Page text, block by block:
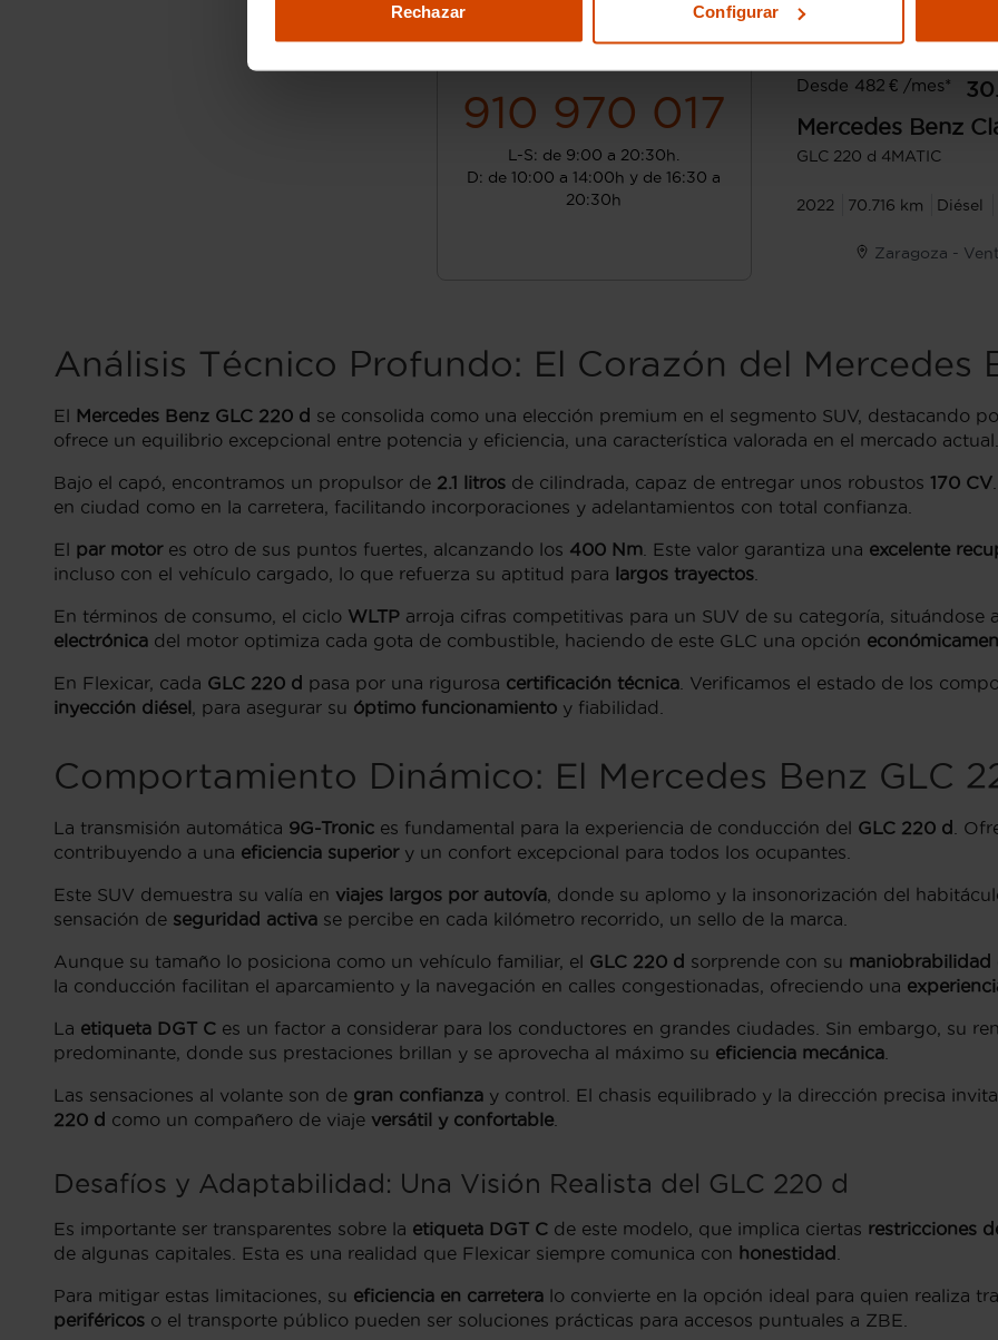
Rechazar Configurar
¿Hablamos?
910 970 017
L-S: de 9:00 a 20:30h.
D: de 10:00 a 14:00h y de 16:30 a
20:30h
Desde 482 € /mes*
Mercedes Benz
GLC 220 d 4MATIC
2022 70.716 km Diésel
Zaragoza -
Análisis Técnico Profundo: El Corazón del Mercedes
El Mercedes Benz GLC 220 d se consolida como una elección premium en el segmento SUV, destacando
ofrece un equilibrio excepcional entre potencia y eficiencia, una característica valorada en el mercado actual.
Bajo el capó, encontramos un propulsor de 2.1 litros de cilindrada, capaz de entregar unos robustos 170 CV
en ciudad como en la carretera, facilitando incorporaciones y adelantamientos con total confianza.
El par motores otro de sus puntos fuertes, alcanzando los 400 Nm . Este valor garantiza una excelente
incluso con el vehículo cargado, lo que refuerza su aptitud para largos trayectos
En términos de consumo, el ciclo WLTP arroja cifras competitivas para un SUV de su categoría, situándose
electrónica del motor optimiza cada gota de combustible, haciendo de este GLC una opción
En Flexicar, cada GLC 220 d pasa por una rigurosa certificación técnica . Verificamos el estado de los
inyección diésel, para asegurar su óptimo funcionamiento y fiabilidad.
Comportamiento Dinámico: El Mercedes Benz GLC
La transmisión automática 9G-Tronic es fundamental para la experiencia de conducción del GLC 220 d .
contribuyendo a una eficiencia superiory un confort excepcional para todos los ocupantes.
Este SUV demuestra su valía en viajes largos por autovía, donde su aplomo y la insonorización del
sensación de seguridad activa se percibe en cada kilómetro recorrido, un sello de la marca.
Aunque su tamaño lo posiciona como un vehículo familiar, el GLC 220 d sorprende con su maniobrabilidad
la conducción facilitan el aparcamiento y la navegación en calles congestionadas, ofreciendo una
La etiqueta DGT C es un factor a considerar para los conductores en grandes ciudades. Sin embargo, su
predominante, donde sus prestaciones brillan y se aprovecha al máximo su eficiencia mecánica
Las sensaciones al volante son de gran confianza y control. El chasis equilibrado y la dirección precisa
220 d como un compañero de viaje versátil y confortable
Desafíos y Adaptabilidad: Una Visión Realista del GLC 220 d
Es importante ser transparentes sobre la etiqueta DGT C de este modelo, que implica ciertas restricciones
de algunas capitales. Esta es una realidad que Flexicar siempre comunica con honestidad
Para mitigar estas limitaciones, su eficiencia en carretera lo convierte en la opción ideal para quien realiza
periféricos o el transporte público pueden ser soluciones prácticas para accesos puntuales a ZBE.